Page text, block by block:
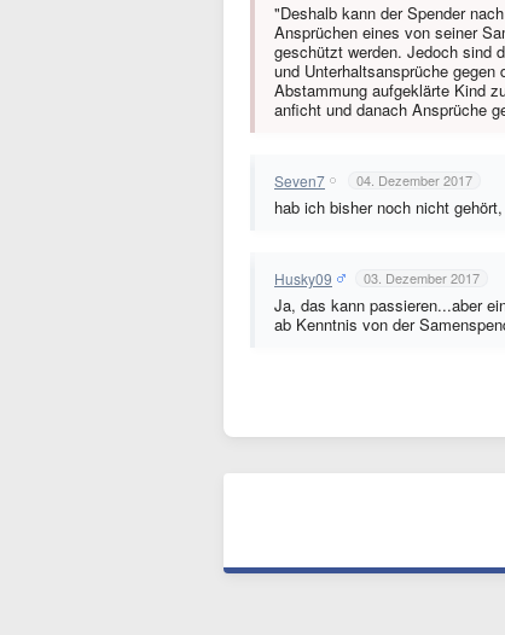
"Deshalb kann der Spender
Ansprüchen eines von seiner
geschützt werden. Jedoch sind
und Unterhaltsansprüche
Abstammung aufgeklärte Kind
anficht und danach Ansprüche
Seven7 04. Dezember 2017
hab ich bisher noch nicht
Husky09 03. Dezember 2017
Ja, das kann passieren...aber
ab Kenntnis von der